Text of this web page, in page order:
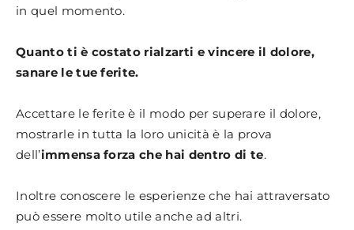
in quel momento.
Quanto ti è costato rialzarti e vincere il dolore,
sanare le tue ferite.
Accettare le ferite è il modo per superare il dolore,
mostrarle in tutta la loro unicità è la prova
dell’immensa forza che hai dentro di te.
Inoltre conoscere le esperienze che hai attraversato
può essere molto utile anche ad altri.